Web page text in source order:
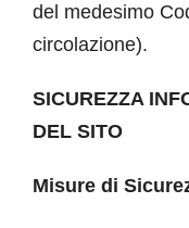
del medesimo
circolazione).
SICUREZZA
DEL SITO
Misure di